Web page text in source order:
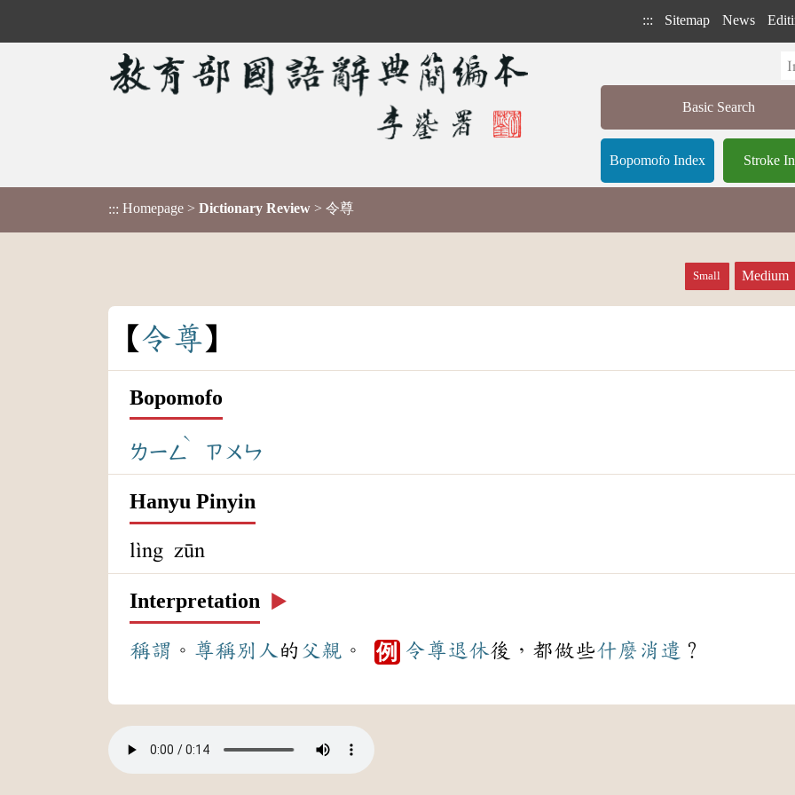
::: Sitemap News
Basic Search
Bopomofo Index Stroke
::: Homepage > Dictionary Review > 令尊
Small Medium
令尊
Bopomofo
ㄌㄧㄥ
ˋ
ㄗㄨㄣ
Hanyu Pinyin
lìng zūn
Interpretation ▶️
稱謂 。 尊稱別人 的 父親 。 例 令尊退休後，都做些什麼 消遣 ？